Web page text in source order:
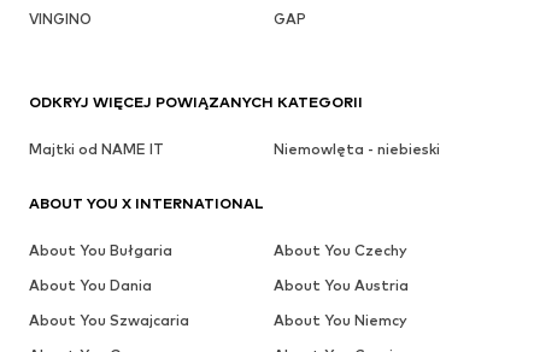
VINGINO
GAP
ODKRYJ WIĘCEJ POWIĄZANYCH KATEGORII
Majtki od NAME IT Niemowlęta - niebieski
ABOUT YOU X INTERNATIONAL
About You Bułgaria
About You Czechy
About You Dania
About You Austria
About You Szwajcaria
About You Niemcy